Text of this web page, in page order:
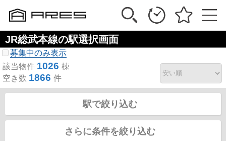
JR総武本線の駅選択画面
募集中のみ表示
該当物件 1026 棟
空き数 1866 件
駅で絞り込む
さらに条件を絞り込む